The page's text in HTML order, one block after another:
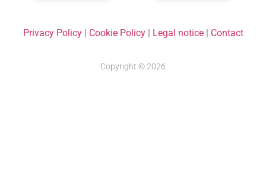
Privacy Policy| Cookie Policy| Legal notice| Contact
Copyright © 2026